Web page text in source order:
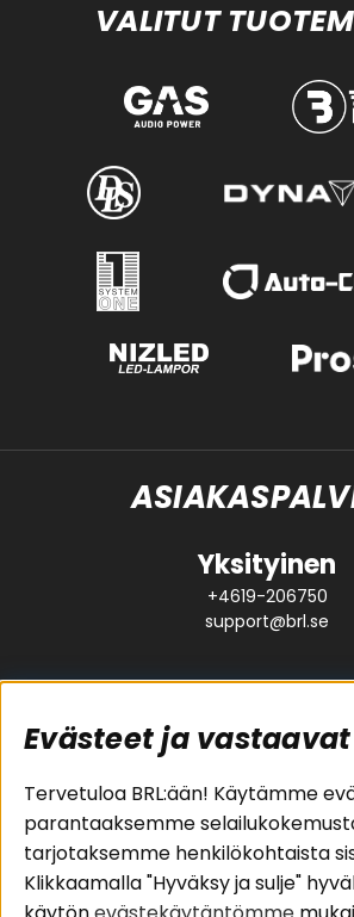
VALITUT
Yksityinen
+4619-206750
support@brl.se
Suositut sivut
Pakettiratkaisut
Autostereot
Kaiuttimet
Evästeet ja
Tervetuloa BRL:ään! Käytämme
parantaaksemme
tarjotaksemme henkilökohtaista
Klikkaamalla "Hyväksy ja sulje"